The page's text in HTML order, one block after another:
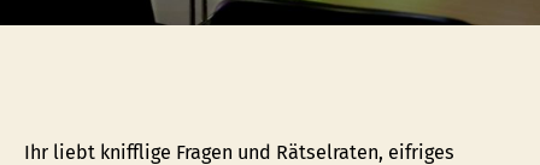
Ihr liebt knifflige Fragen und Rätselraten, eifriges